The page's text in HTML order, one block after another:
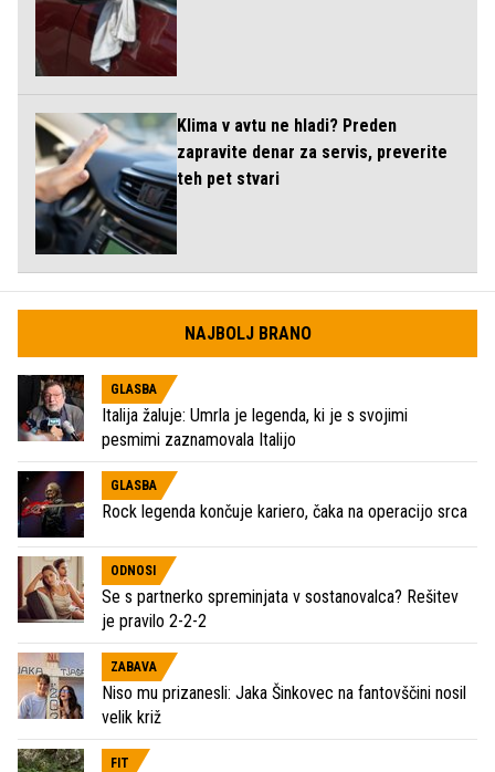
Klima v avtu ne hladi? Preden
zapravite denar za servis, preverite
teh pet stvari
NAJBOLJ BRANO
GLASBA
Italija žaluje: Umrla je legenda, ki je s svojimi
pesmimi zaznamovala Italijo
GLASBA
Rock legenda končuje kariero, čaka na operacijo srca
ODNOSI
Se s partnerko spreminjata v sostanovalca? Rešitev
je pravilo 2-2-2
ZABAVA
Niso mu prizanesli: Jaka Šinkovec na fantovščini nosil
velik križ
FIT